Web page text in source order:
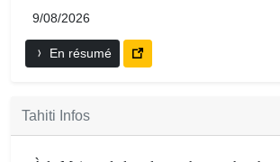
9/08/2026
En résumé
Tahiti Infos